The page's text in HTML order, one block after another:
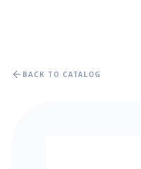
BACK TO CATALOG